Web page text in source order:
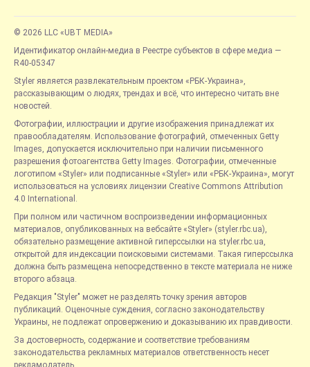
© 2026 LLC «UBT MEDIA»
Идентификатор онлайн-медиа в Реестре субъектов в сфере медиа —
R40-05347
Styler является развлекательным проектом «РБК-Украина»,
рассказывающим о людях, трендах и всё, что интересно читать вне
новостей.
Фотографии, иллюстрации и другие изображения принадлежат их
правообладателям. Использование фотографий, отмеченных Getty
Images, допускается исключительно при наличии письменного
разрешения фотоагентства Getty Images. Фотографии, отмеченные
логотипом «Styler» или подписанные «Styler» или «РБК-Украина», могут
использоваться на условиях лицензии Creative Commons Attribution
4.0 International.
При полном или частичном воспроизведении информационных
материалов, опубликованных на вебсайте «Styler» (styler.rbc.ua),
обязательно размещение активной гиперссылки на styler.rbc.ua,
открытой для индексации поисковыми системами. Такая гиперссылка
должна быть размещена непосредственно в тексте материала не ниже
второго абзаца.
Редакция "Styler" может не разделять точку зрения авторов
публикаций. Оценочные суждения, согласно законодательству
Украины, не подлежат опровержению и доказыванию их правдивости.
За достоверность, содержание и соответствие требованиям
законодательства рекламных материалов ответственность несет
рекламодатель.